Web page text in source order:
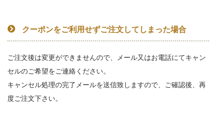
クーポンをご利用せずご注文してしまった場合
ご注文後は変更ができませんので、メール又はお電話にてキャン
セルのご希望をご連絡ください。
キャンセル処理の完了メールを送信致しますので、ご確認後、再
度ご注文下さい。